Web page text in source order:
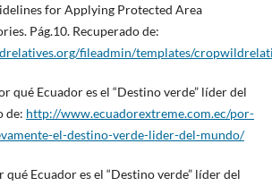
for Applying Protected Area
Pág.10. Recuperado de:
fileadmin/templates/
qué Ecuador es el “Destino verde” líder del
de: http://www.ecuadorextreme.com.ec/por-
el-destino-verde-lider-del-mundo/
qué Ecuador es el “Destino verde” líder del